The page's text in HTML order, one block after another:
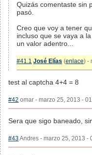
Quizás comentaste sin
pasó.
Creo que voy a tener
incluso que se vaya a
un valor adentro...
#41.1 José Elías (enlace) -
test al captcha 4+4 = 8
#42 omar - marzo 25, 2013 -
Sera que sigo baneado,
#43Andres - marzo 25, 2013 -